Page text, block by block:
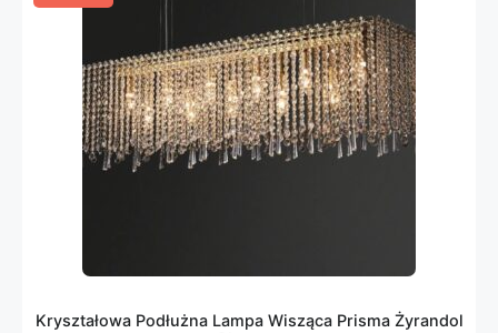
Kryształowa Podłużna Lampa Wisząca Prisma Żyrandol